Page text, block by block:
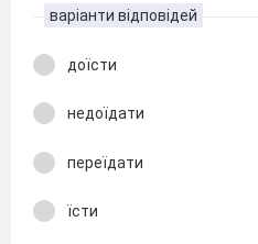
варіанти відповідей
доїсти
недоїдати
переїдати
їсти